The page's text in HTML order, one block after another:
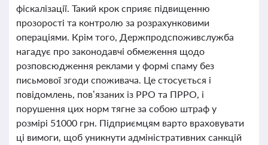
фіскалізації. Такий крок сприяє підвищенню
прозорості та контролю за розрахунковими
операціями. Крім того, Держпродспоживслужба
нагадує про законодавчі обмеження щодо
розповсюдження реклами у формі спаму без
письмової згоди споживача. Це стосується і
повідомлень, пов’язаних із РРО та ПРРО, і
порушення цих норм тягне за собою штраф у
розмірі 51000 грн. Підприємцям варто враховувати
ці вимоги, щоб уникнути адміністративних санкцій